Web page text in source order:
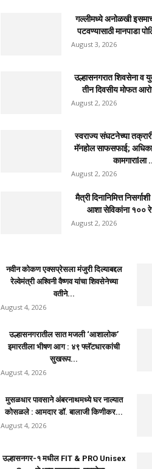
गल्लीमध्ये अनोळखी
पटवण्यासाठी मानपाडा
August 3, 2026
उल्हासनगरात शिवसेना व
तीन दिवसीय मोफत
August 2, 2026
स्वराज्य संघटनेच्या
मॅनहोल साफसफाई;
कामगाराlला
August 2, 2026
मैत्री दिनानिमित्त
आशा सेविकांना १००
August 2, 2026
नवीन कोकण एक्सप्रेसला मंजुरी दिल्याबद्दल
रेल्वेमंत्री अश्विनी वैष्णव यांचा शिवसेनेच्या
वतीने...
August 4, 2026
उल्हासनगरातील सात मजली ‘आशालोक’
इमारतीला भीषण आग : ४९ फ्लॅटधारकांची
सुखरूप...
August 4, 2026
मुसळधार पावसाने अंबरनाथमध्ये घर नाल्यात
कोसळले : आमदार डॉ. बालाजी किणीकर...
August 4, 2026
उल्हासनगर-१ मधील FIT & PRO Unisex